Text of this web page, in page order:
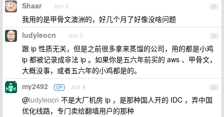
27
Shaar Jun 3
我用的是甲骨文澳洲的，好几个月了好像没啥问题
28
ludyleocn Jun 3
跟 ip 性质无关，但是之前很多拿来蒸馏的公司，用的都是小鸡
ip 都被记录成非法 ip 。如果你是五六年前买的 aws 、甲骨文，
大概没事，或者五六年的小鸡都是的。
29
my2492 OP Jun 4
@ludyleocn 不是大厂机房 ip ，是那种国人开的 IDC ，弄中国
优化线路，专门卖给翻墙用户的那种